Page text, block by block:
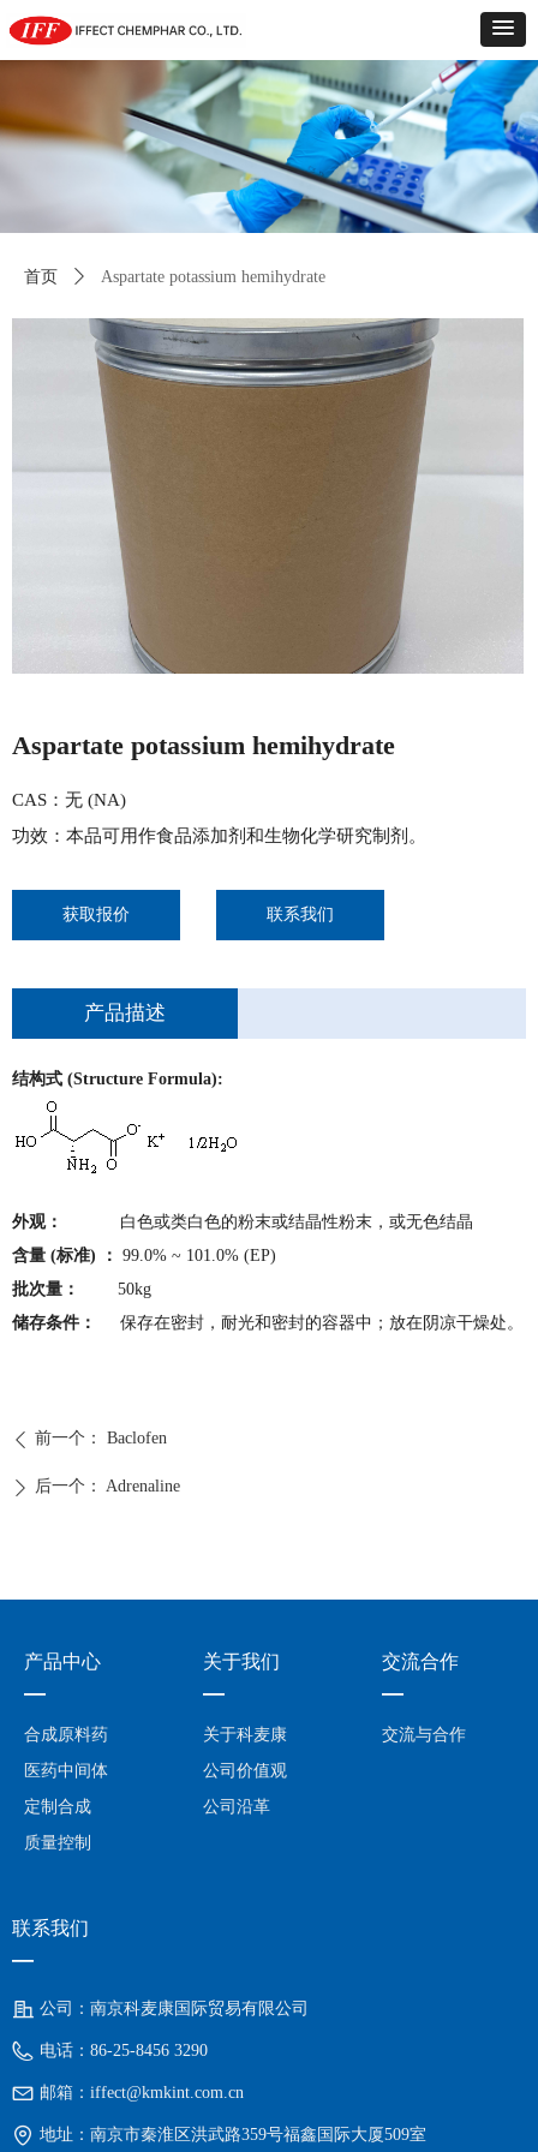
Aspartate potassium hemihydrate
ꄴ 前一个： Baclofen
ꄲ 后一个： Adrenaline
首页 ꄲ Aspartate potassium hemihydrate
CAS：无 (NA)
功效：本品可用作食品添加剂和生物化学研究制剂。
获取报价 联系我们
产品描述
结构式 (Structure Formula):
外观： 白色或类白色的粉末或结晶性粉末，或无色结晶
含量 (标准) ： 99.0% ~ 101.0% (EP)
批次量： 50kg
储存条件： 保存在密封，耐光和密封的容器中；放在阴凉干燥处。
联系我们
—
公司： 南京科麦康国际贸易有限公司
电话： 86-25-8456 3290
邮箱： iffect@kmkint.com.cn
地址： 南京市秦淮区洪武路359号福鑫国际大厦509室
合成原料药
医药中间体
定制合成
质量控制
产品中心
—
关于科麦康
公司价值观
公司沿革
关于我们
—
交流合作
—
交流与合作